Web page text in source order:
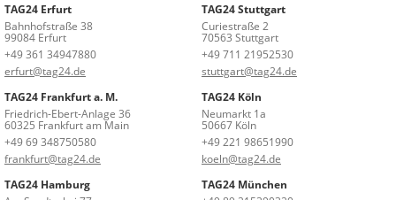
TAG24 Erfurt
Bahnhofstraße 38
99084 Erfurt
+49 361 34947880
erfurt@tag24.de
TAG24 Stuttgart
Curiestraße 2
70563 Stuttgart
+49 711 21952530
stuttgart@tag24.de
TAG24 Frankfurt a. M.
Friedrich-Ebert-Anlage 36
60325 Frankfurt am Main
+49 69 348750580
frankfurt@tag24.de
TAG24 Köln
Neumarkt 1a
50667 Köln
+49 221 98651990
koeln@tag24.de
TAG24 Hamburg
TAG24 München